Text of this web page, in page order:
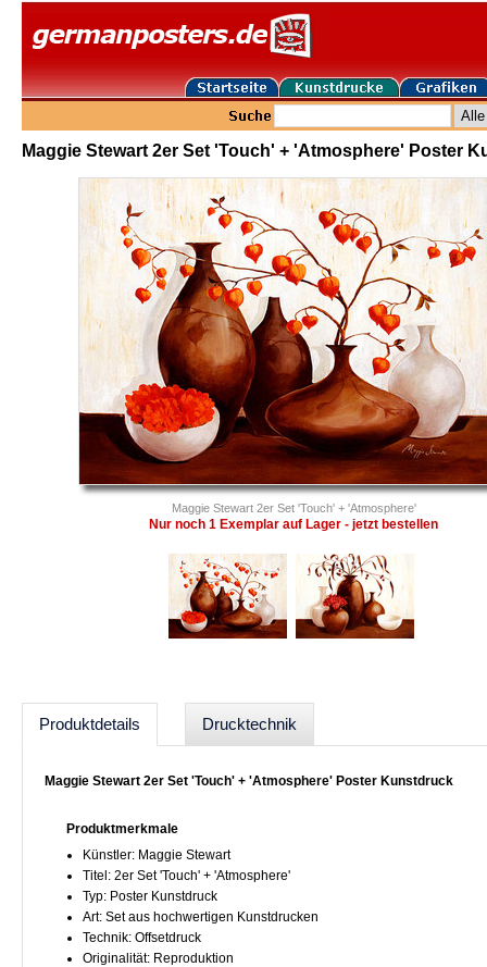
Maggie Stewart 2er Set 'Touch' + 'Atmosphere' Poster
Maggie Stewart 2er Set 'Touch' + 'Atmosphere'
Nur noch 1 Exemplar auf Lager - jetzt bestellen
Produktdetails Drucktechnik
Maggie Stewart 2er Set 'Touch' + 'Atmosphere' Poster Kunstdruck
Produktmerkmale
Künstler: Maggie Stewart
Titel: 2er Set 'Touch' + 'Atmosphere'
Typ: Poster Kunstdruck
Art: Set aus hochwertigen Kunstdrucken
Technik: Offsetdruck
Originalität: Reproduktion